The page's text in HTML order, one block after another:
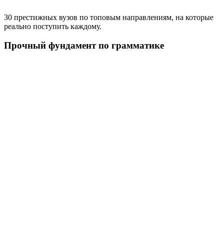
30 престижных вузов по топовым направлениям, на которые
реально поступить каждому.
Прочный фундамент по грамматике